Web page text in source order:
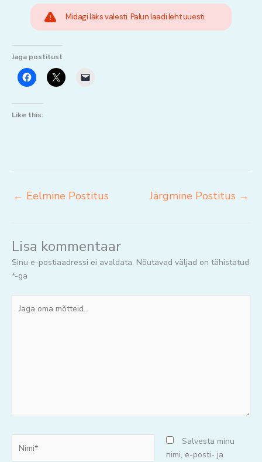
Midagi läks valesti. Palun laadi leht uuesti.
Jaga postitust
Like this:
← Eelmine Postitus Järgmine Postitus →
Lisa kommentaar
Sinu e-postiaadressi ei avaldata. Nõutavad väljad on tähistatud
*-ga
oma
Salvesta minu
nimi, e-posti- ja